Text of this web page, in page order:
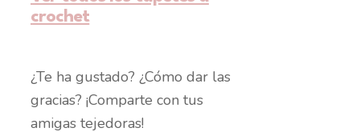
crochet
¿Te ha gustado? ¿Cómo dar las
gracias? ¡Comparte con tus
amigas tejedoras!